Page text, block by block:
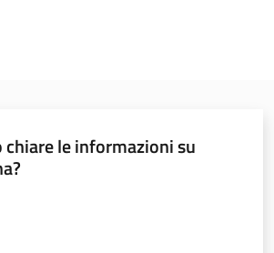
chiare le informazioni su